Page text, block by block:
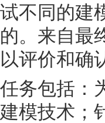
试不同的建
的。来自最
以评价和确
任务包括：
建模技术；